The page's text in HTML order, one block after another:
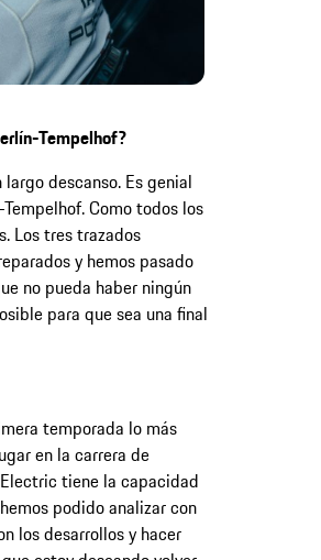
Tempelhof?
descanso. Es genial
Como todos los
Los tres trazados
y hemos pasado
no pueda haber ningún
para que sea una final
temporada lo más
en la carrera de
tiene la capacidad
podido analizar con
los desarrollos y hacer